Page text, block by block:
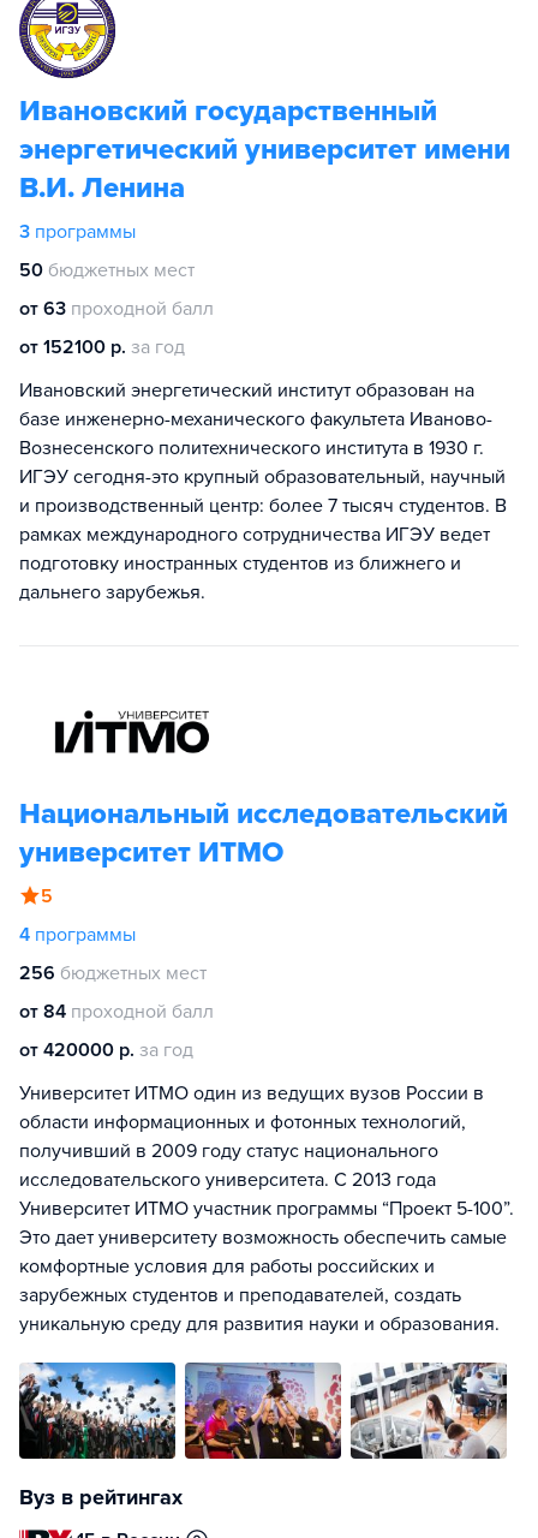
Ивановский государственный
энергетический университет имени
В.И. Ленина
3 программы
50 бюджетных мест
от 63 проходной балл
от 152100 р. за год
Ивановский энергетический институт образован на
базе инженерно-механического факультета Иваново-
Вознесенского политехнического института в 1930 г.
ИГЭУ сегодня-это крупный образовательный, научный
и производственный центр: более 7 тысяч студентов. В
рамках международного сотрудничества ИГЭУ ведет
подготовку иностранных студентов из ближнего и
дальнего зарубежья.
Национальный исследовательский
университет ИТМО
5
4 программы
256 бюджетных мест
от 84 проходной балл
от 420000 р. за год
Университет ИТМО один из ведущих вузов России в
области информационных и фотонных технологий,
получивший в 2009 году статус национального
исследовательского университета. С 2013 года
Университет ИТМО участник программы “Проект 5-100”.
Это дает университету возможность обеспечить самые
комфортные условия для работы российских и
зарубежных студентов и преподавателей, создать
уникальную среду для развития науки и образования.
Вуз в рейтингах